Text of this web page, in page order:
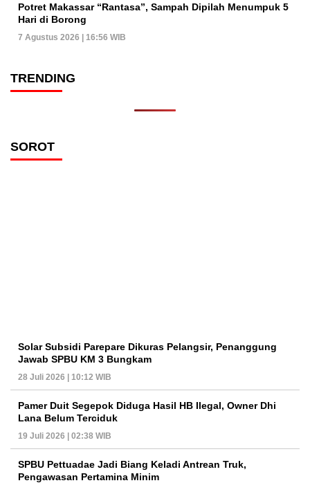
Potret Makassar “Rantasa”, Sampah Dipilah Menumpuk 5
Hari di Borong
7 Agustus 2026 | 16:56 WIB
TRENDING
SOROT
Solar Subsidi Parepare Dikuras Pelangsir, Penanggung
Jawab SPBU KM 3 Bungkam
28 Juli 2026 | 10:12 WIB
Pamer Duit Segepok Diduga Hasil HB Ilegal, Owner Dhi
Lana Belum Terciduk
19 Juli 2026 | 02:38 WIB
SPBU Pettuadae Jadi Biang Keladi Antrean Truk,
Pengawasan Pertamina Minim